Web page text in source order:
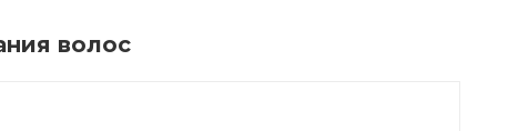
волос